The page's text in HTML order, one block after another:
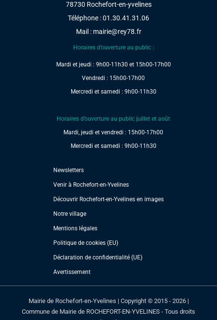
78730 Rochefort-en-yvelines
Téléphone : 01.30.41.31.06
Mail : mairie@rey78.fr
Horaires d’ouverture au public :
Mardi et jeudi : 9h00-11h30 et 15h00-17h00
Vendredi : 15h00-17h00
Mercredi et samedi : 9h00-11h30
Horaires d’ouverture au public juillet et août
Mardi, jeudi et vendredi : 15h00-17h00
Mercredi et samedi : 9h00-11h30
Newsletters
Venir à Rochefort-en-Yvelines
Découvrir Rochefort-en-Yvelines en images
Notre village
Mentions légales
Politique de cookies (EU)
Déclaration de confidentialité (UE)
Avertissement
Mairie de Rochefort-en-Yvelines | Copyright © 2015 - 2026 |
Commune de Mairie de ROCHEFORT-EN-YVELINES - Tous droits